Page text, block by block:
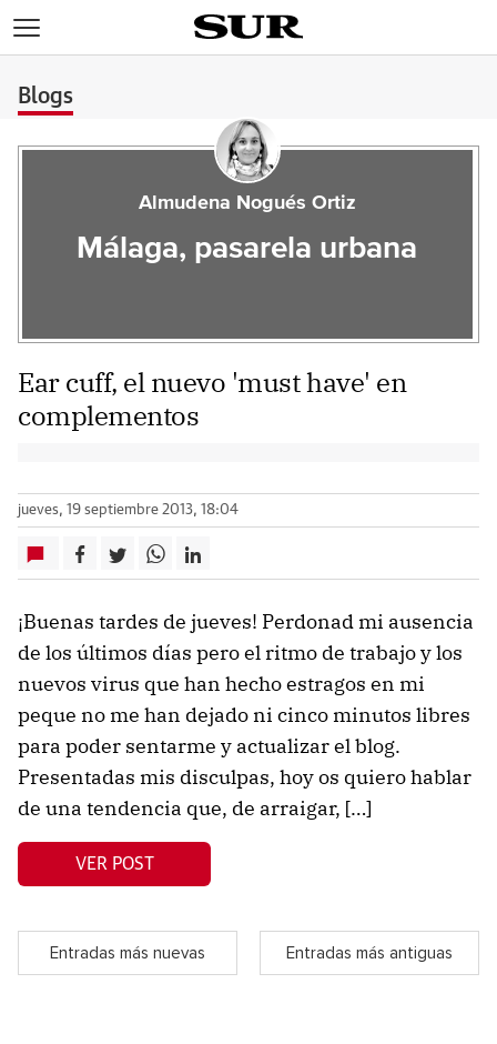
Blogs
Almudena Nogués Ortiz
Málaga, pasarela urbana
Ear cuff, el nuevo 'must have' en
complementos
jueves, 19 septiembre 2013, 18:04
¡Buenas tardes de jueves! Perdonad mi ausencia
de los últimos días pero el ritmo de trabajo y los
nuevos virus que han hecho estragos en mi
peque no me han dejado ni cinco minutos libres
para poder sentarme y actualizar el blog.
Presentadas mis disculpas, hoy os quiero hablar
de una tendencia que, de arraigar, […]
VER POST
Entradas más nuevas Entradas más antiguas